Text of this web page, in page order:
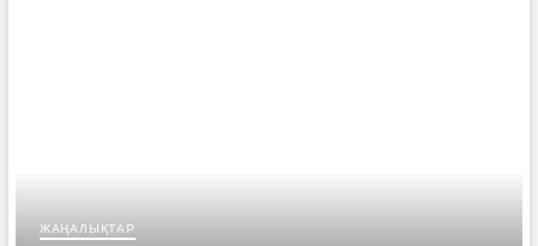
ЖАҢАЛЫҚТАР